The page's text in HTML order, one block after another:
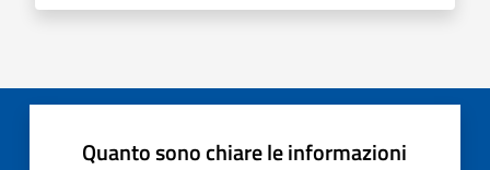
Quanto sono chiare le informazioni